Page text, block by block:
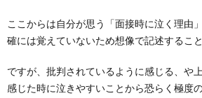
ここからは自分が思う「面接時に泣く理由
確には覚えていないため想像で記述すること
ですが、批判されているように感じる、や
感じた時に泣きやすいことから恐らく極度